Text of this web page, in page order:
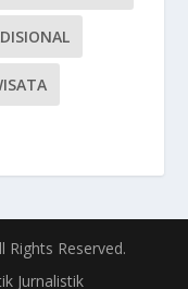
Rights Reserved.
Jurnalistik